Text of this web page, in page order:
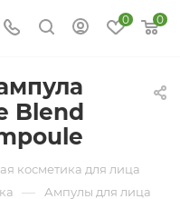
0 0
Blend
косметика для лица
— Ампулы для лица